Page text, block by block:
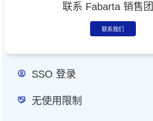
联系 Fabarta 销售
联系我们
SSO 登录
无使用限制